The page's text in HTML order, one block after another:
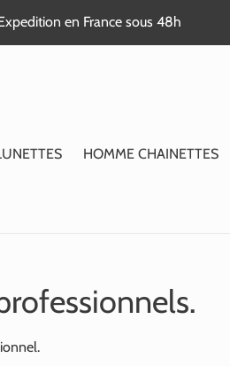
en France sous 48h
HOMME CHAINETTES